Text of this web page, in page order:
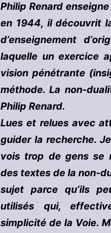
Philip Renard
en 1944, il découvrit
d’enseignement
laquelle un exercice
vision pénétrante
méthode. La non-
Philip Renard.
Lues et relues avec
guider la recherche.
vois trop de gens se
des textes de la non-
sujet parce qu’ils
utilisés qui,
simplicité de la Voie.